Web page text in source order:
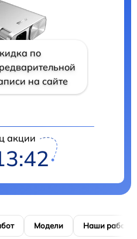
по
на сайте
акции
Модели Наши работы